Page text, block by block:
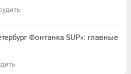
Фонтанка SUP»: главные